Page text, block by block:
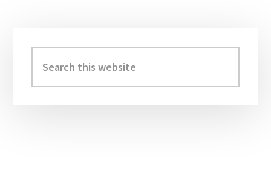
Sidebar
this
website